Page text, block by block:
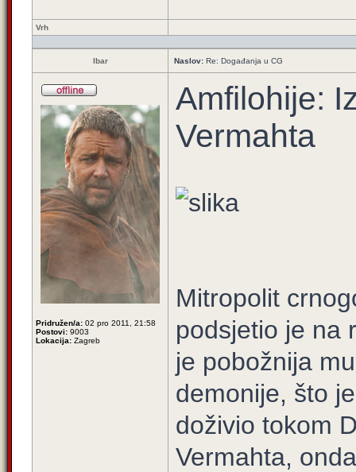
Vrh
Ibar Naslov: Re: Događanja u CG
Pridružen/a: 02 pro 2011, 21:58
Postovi: 9003
Lokacija: Zagreb
Amfilohije:
Vermahta
Mitropolit
podsjetio je na
je pobožnija
demonije, što
doživio tokom
Vermahta,